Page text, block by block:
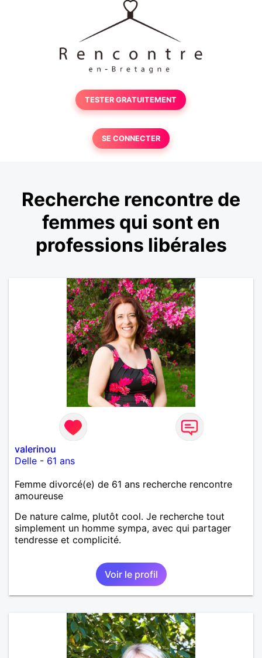
TESTER GRATUITEMENT
SE CONNECTER
Recherche rencontre de
femmes qui sont en
professions libérales
valerinou
Delle - 61 ans
Femme divorcé(e) de 61 ans recherche rencontre
amoureuse
De nature calme, plutôt cool. Je recherche tout
simplement un homme sympa, avec qui partager
tendresse et complicité.
Voir le profil